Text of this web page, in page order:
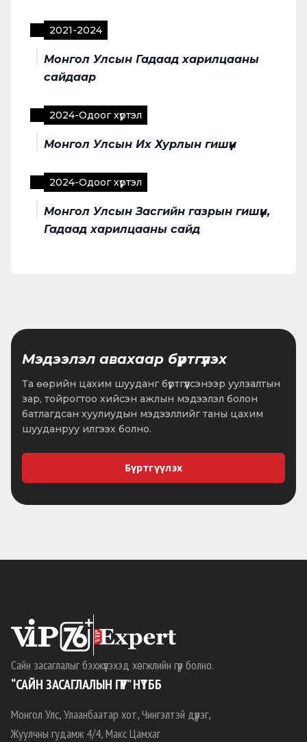
2021-2024
Монгол Улсын Гадаад харилцааны
сайдаар
2024-Одоог хүртэл
Монгол Улсын Их Хурлын гишүүн
2024-Одоог хүртэл
Монгол Улсын Засгийн газрын гишүүн,
Гадаад харилцааны сайд
Мэдээлэл авахаар бүртгүүлэх
Та өөрийн цахим шууданг бүртгүүлсэнээр уулзалтын
зар, тойрогтоо хийсэн ажлын мэдээлэл болон
батлагдсан хуулиудын мэдээллийг таны цахим
шууданруу илгээх болно.
Бүртгүүлэх
Сайн засаглалыг бэхжүүлэхэд хөгжлийн гүүр болно.
“САЙН ЗАСАГЛАЛЫН ГҮҮР” НҮТББ
Монгол Улс, Улаанбаатар хот, Чингэлтэй дүүрэг,
Жуулчны гудамж 4/4, Макс Цамхаг